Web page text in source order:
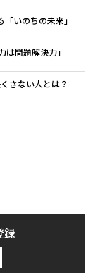
いのちの未来」
は問題解決力」
さない人とは？
録